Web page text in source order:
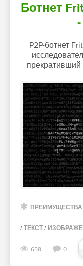
Ботнет
P2P-ботнет
прекративший
ПРЕИМУЩЕСТВА
/ ТЕКСТ /
658 0